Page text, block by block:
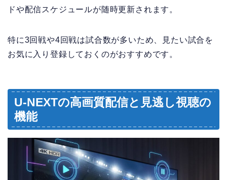
ドや配信スケジュールが随時更新されます。
特に3回戦や4回戦は試合数が多いため、見たい試合を
お気に入り登録しておくのがおすすめです。
U-NEXTの高画質配信と見逃し視聴の
機能